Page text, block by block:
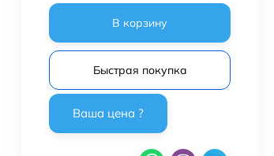
В корзину
Быстрая покупка